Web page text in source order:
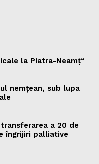
la Piatra-Neamţ“
nemţean, sub lupa
a 20 de
îngrijiri palliative